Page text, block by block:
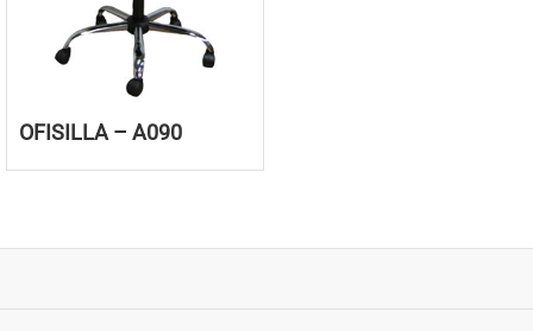
OFISILLA – A090